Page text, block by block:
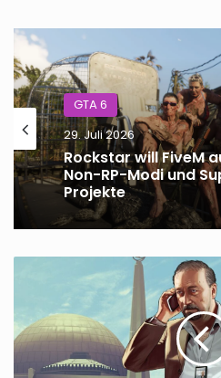
GTA 6
29. Juli 2026
Rockstar will FiveM
Non-RP-Modi und
Projekte
Neue
Spielwelt,
dynamische
Handlung